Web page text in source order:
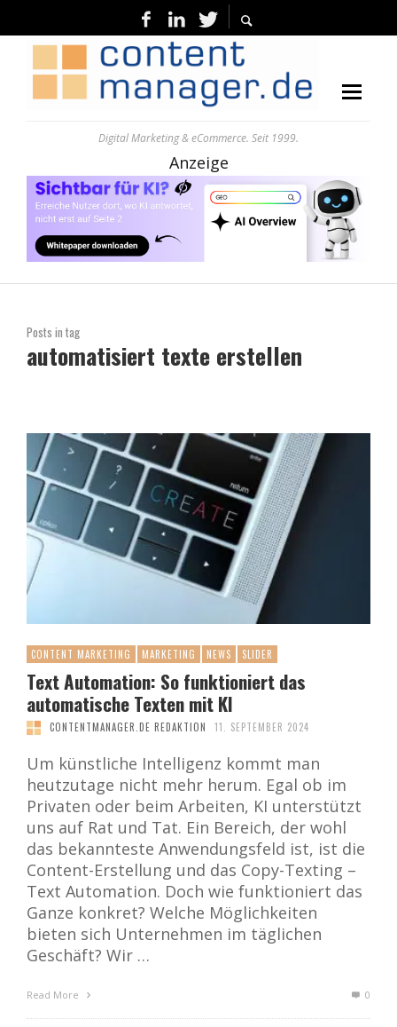
Digital Marketing & eCommerce. Seit 1999.
Anzeige
Posts in tag
automatisiert texte erstellen
CONTENT MARKETING MARKETING NEWS SLIDER
Text Automation: So funktioniert das
automatische Texten mit KI
CONTENTMANAGER.DE REDAKTION 11. SEPTEMBER 2024
Um künstliche Intelligenz kommt man
heutzutage nicht mehr herum. Egal ob im
Privaten oder beim Arbeiten, KI unterstützt
uns auf Rat und Tat. Ein Bereich, der wohl
das bekannteste Anwendungsfeld ist, ist die
Content-Erstellung und das Copy-Texting –
Text Automation. Doch wie funktioniert das
Ganze konkret? Welche Möglichkeiten
bieten sich Unternehmen im täglichen
Geschäft? Wir …
Read More 0